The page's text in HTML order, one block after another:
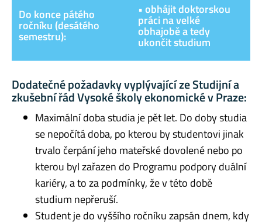
Do konce pátého
ročníku (desátého
semestru):
• obhájit doktorskou
práci na velké
obhajobě a tedy
ukončit studium
Dodatečné požadavky vyplývající ze Studijní a
zkušební řád Vysoké školy ekonomické v Praze:
Maximální doba studia je pět let. Do doby studia
se nepočítá doba, po kterou by studentovi jinak
trvalo čerpání jeho mateřské dovolené nebo po
kterou byl zařazen do Programu podpory duální
kariéry, a to za podmínky, že v této době
studium nepřeruší.
Student je do vyššího ročníku zapsán dnem, kdy